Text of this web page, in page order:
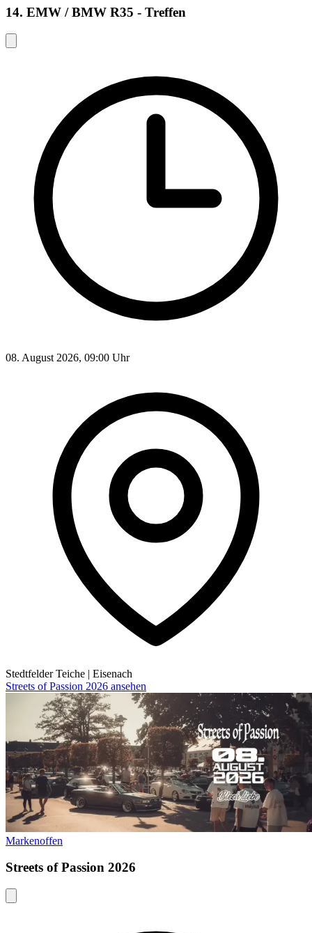
14. EMW / BMW R35 - Treffen
08. August 2026, 09:00 Uhr
Stedtfelder Teiche | Eisenach
Streets of Passion 2026 ansehen
Markenoffen
Streets of Passion 2026